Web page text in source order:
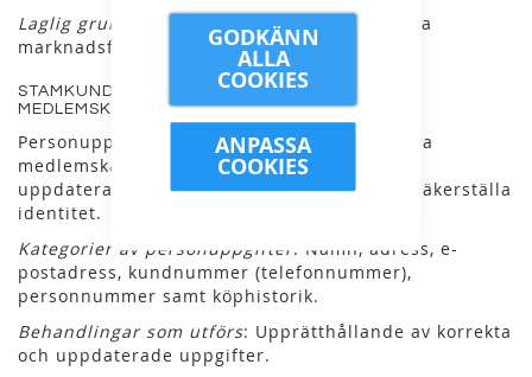
GODKÄNN
ALLA
COOKIES
ANPASSA
COOKIES
Laglig grund
: Berättigat intresse av att kunna
marknadsföra våra produkter och tjänster.
STAMKUNDSKLUBBEN - ADMINISTRATION AV
MEDLEMSKAP
Personuppgifter används för att administrera
medlemskap och upprätthålla korrekta och
uppdaterade uppgifter i vårt register samt säkerställa
identitet.
Kategorier av personuppgifter : Namn, adress, e-
postadress, kundnummer (telefonnummer),
personnummer samt köphistorik.
Behandlingar som utförs: Upprätthållande av korrekta
och uppdaterade uppgifter.